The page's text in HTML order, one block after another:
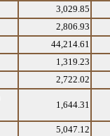
3,029.85
2,806.93
44,214.61
1,319.23
2,722.02
1,644.31
5,047.12